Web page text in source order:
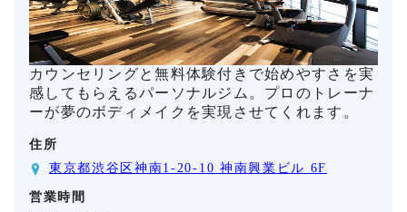
カウンセリングと無料体験付きで始めやすさを実
感してもらえるパーソナルジム。プロのトレーナ
ーが夢のボディメイクを実現させてくれます。
住所
東京都渋谷区神南1-20-10 神南興業ビル 6F
営業時間